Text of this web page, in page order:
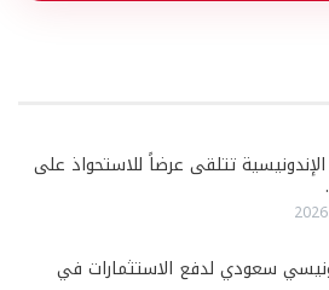
الإندونيسية تتلقى عرضاً للاستحواذ على
سعودي لدفع الاستثمارات في